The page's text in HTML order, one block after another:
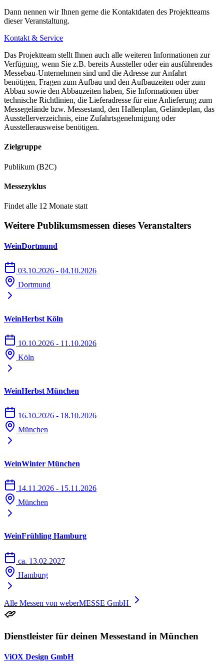
Dann nennen wir Ihnen gerne die Kontaktdaten des Projektteams
dieser Veranstaltung.
Kontakt & Service
Das Projektteam stellt Ihnen auch alle weiteren Informationen zur
Verfügung, wenn Sie z.B. bereits Aussteller oder ein ausführendes
Messebau-Unternehmen sind und die Adresse zur Anfahrt
benötigen, Fragen zum Aufbau und den Aufbauzeiten oder zum
Abbau sowie den Abbauzeiten haben, Sie Informationen über
technische Richtlinien, die Lieferadresse für eine Anlieferung zum
Messegelände bzw. Messestand, den Hallenplan, Geländeplan, das
Ausstellerverzeichnis, eine Zufahrtsgenehmigung oder
Ausstellerausweise benötigen.
Zielgruppe
Publikum (B2C)
Messezyklus
Findet alle 12 Monate statt
Weitere Publikumsmessen dieses Veranstalters
WeinDortmund
03.10.2026 - 04.10.2026
Dortmund
WeinHerbst Köln
10.10.2026 - 11.10.2026
Köln
WeinHerbst München
16.10.2026 - 18.10.2026
München
WeinWinter München
14.11.2026 - 15.11.2026
München
WeinFrühling Hamburg
ca. 13.02.2027
Hamburg
Alle Messen von weberMESSE GmbH
Dienstleister für deinen Messestand in München
ViOX Design GmbH